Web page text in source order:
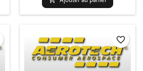
favorite_border